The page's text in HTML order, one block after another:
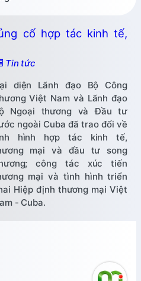
cố hợp tác kinh tế,
Tin tức
diện Lãnh đạo Bộ Công
Việt Nam và Lãnh đạo
Ngoại thương và Đầu tư
ngoài Cuba đã trao đổi về
hình hợp tác kinh tế,
mại và đầu tư song
công tác xúc tiến
mại và tình hình triển
Hiệp định thương mại Việt
- Cuba.